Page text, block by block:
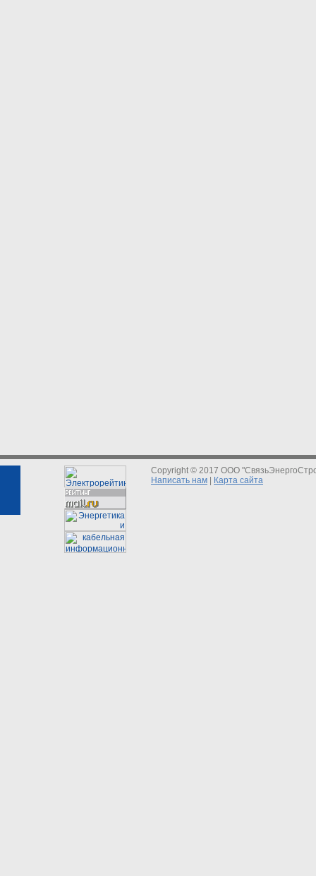
Copyright © 2017 ООО
Написать нам
Карта сайта